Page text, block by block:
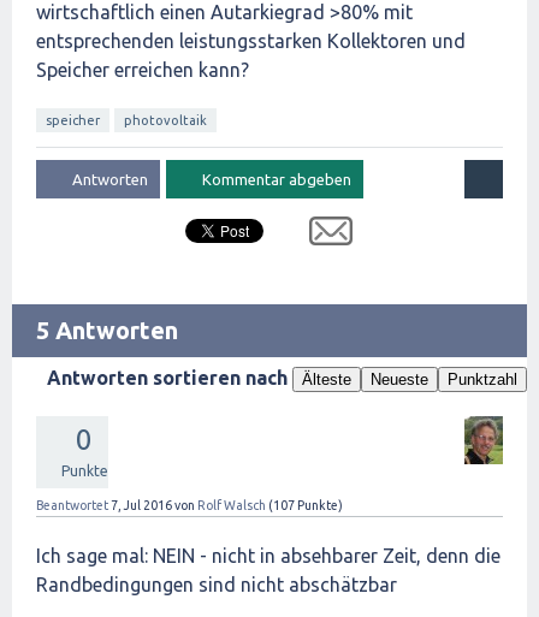
wirtschaftlich einen Autarkiegrad >80% mit
entsprechenden leistungsstarken Kollektoren und
Speicher erreichen kann?
speicher photovoltaik
5 Antworten
Antworten sortieren nach Älteste Neueste Punktzahl
0
Punkte
Beantwortet7, Jul 2016von Rolf Walsch (107 Punkte)
Ich sage mal: NEIN - nicht in absehbarer Zeit, denn die
Randbedingungen sind nicht abschätzbar